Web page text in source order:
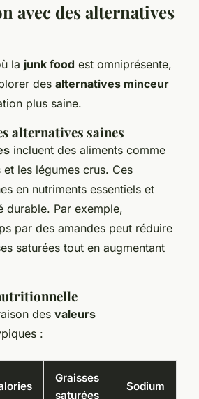
avec des alternatives
la junk food est omniprésente,
des alternatives minceur
plus saine.
alternatives saines
incluent des aliments comme
les légumes crus. Ces
en nutriments essentiels et
durable. Par exemple,
par des amandes peut réduire
saturées tout en augmentant
des valeurs
:
Graisses
saturées
Sodium